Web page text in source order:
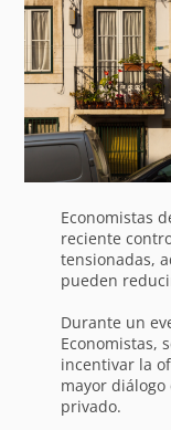
Economistas
reciente
tensionadas,
pueden
Durante un
Economistas,
incentivar la
mayor
privado.